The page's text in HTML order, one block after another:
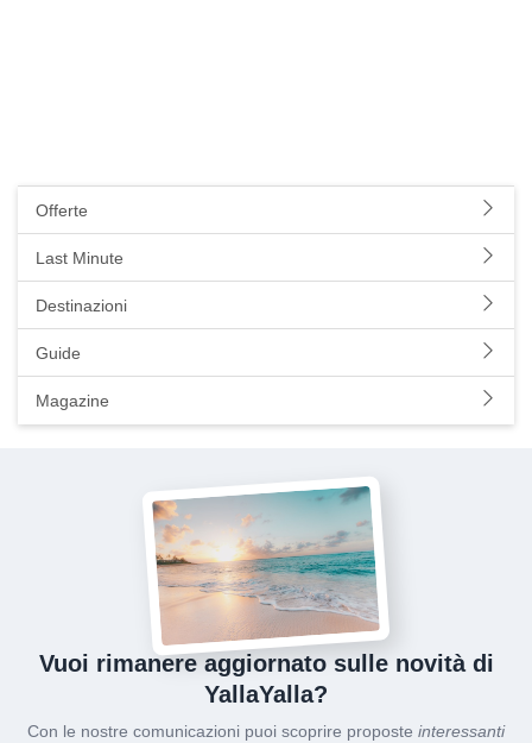
Offerte
Last Minute
Destinazioni
Guide
Magazine
Vuoi rimanere aggiornato sulle novità di
YallaYalla?
Con le nostre comunicazioni puoi scoprire proposte interessanti